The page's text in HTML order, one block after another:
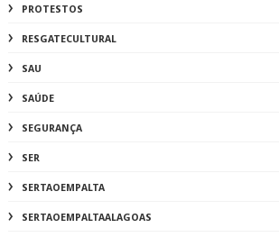
PROTESTOS
RESGATECULTURAL
SAU
SAÚDE
SEGURANÇA
SER
SERTAOEMPALTA
SERTAOEMPALTAALAGOAS